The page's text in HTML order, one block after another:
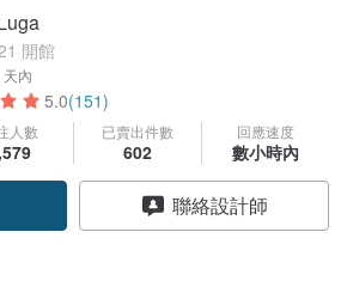
開館
天內
5.0(151)
人數 已賣出件數
602
回應速度
數小時內
聯絡設計師